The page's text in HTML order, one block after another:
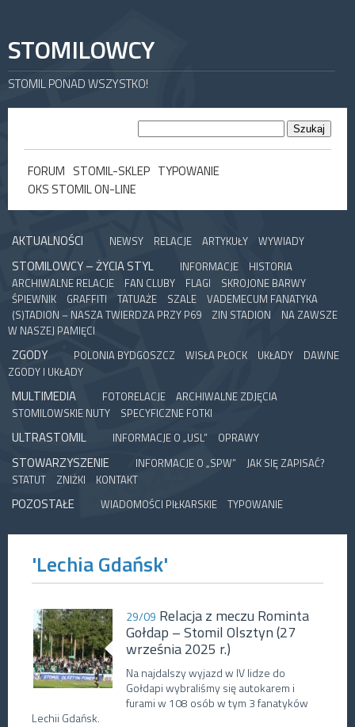
STOMILOWCY
STOMIL PONAD WSZYSTKO!
FORUM STOMIL-SKLEP TYPOWANIE
OKS STOMIL ON-LINE
AKTUALNOŚCI NEWSY RELACJE ARTYKUŁY WYWIADY
STOMILOWCY – ŻYCIA STYL INFORMACJE
HISTORIA
ARCHIWALNE RELACJE
FAN CLUBY FLAGI
SKROJONE BARWY
ŚPIEWNIK
GRAFFITI TATUAŻE SZALE
VADEMECUM FANATYKA
(S)TADION – NASZA TWIERDZA PRZY P69
ZIN STADION
NA ZAWSZE
W NASZEJ PAMIĘCI
ZGODY POLONIA BYDGOSZCZ WISŁA PŁOCK UKŁADY
DAWNE
ZGODY I UKŁADY
MULTIMEDIA FOTORELACJE
ARCHIWALNE ZDJĘCIA
STOMILOWSKIE NUTY
SPECYFICZNE FOTKI
ULTRASTOMIL INFORMACJE O „USL” OPRAWY
STOWARZYSZENIE INFORMACJE O „SPW”
JAK SIĘ ZAPISAĆ?
STATUT
ZNIŻKI KONTAKT
POZOSTAŁE WIADOMOŚCI PIŁKARSKIE TYPOWANIE
'Lechia Gdańsk'
29/09 Relacja z meczu Rominta
Gołdap – Stomil Olsztyn (27
września 2025 r.)
Na najdalszy wyjazd w IV lidze do
Gołdapi wybraliśmy się autokarem i
furami w 108 osób w tym 3 fanatyków
Lechii Gdańsk.